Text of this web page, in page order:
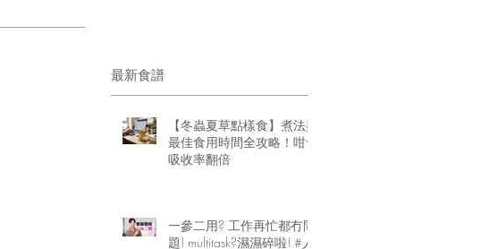
最新食譜
【冬蟲夏草點樣食】煮法與
最佳食用時間全攻略！咁食
吸收率翻倍
一參二用? 工作再忙都冇問
題! multitask?濕濕碎啦! #人